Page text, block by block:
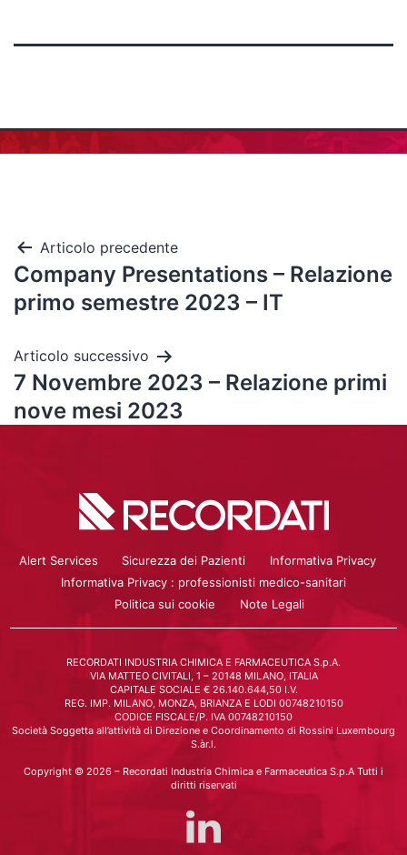
Articolo precedente
Company Presentations – Relazione
primo semestre 2023 – IT
Articolo successivo
7 Novembre 2023 – Relazione primi
nove mesi 2023
Alert Services Sicurezza dei Pazienti
Informativa Privacy
Informativa Privacy : professionisti medico-sanitari
Politica sui cookie
Note Legali
RECORDATI INDUSTRIA CHIMICA E FARMACEUTICA S.p.A.
VIA MATTEO CIVITALI, 1 – 20148 MILANO, ITALIA
CAPITALE SOCIALE € 26.140.644,50 I.V.
REG. IMP. MILANO, MONZA, BRIANZA E LODI 00748210150
CODICE FISCALE/P. IVA 00748210150
Società Soggetta all’attività di Direzione e Coordinamento di Rossini Luxembourg
S.àr.l.
Copyright © 2026 – Recordati Industria Chimica e Farmaceutica S.p.A Tutti i
diritti riservati